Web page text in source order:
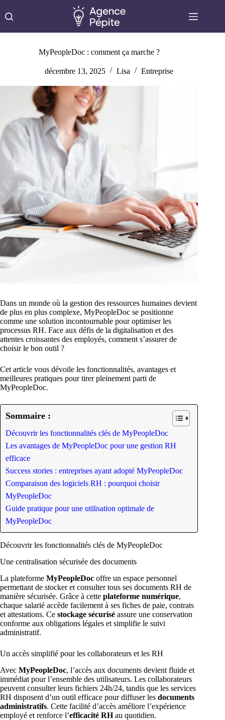
au
contenu
MyPeopleDoc : comment ça marche ?
décembre 13, 2025 Lisa Entreprise
Dans un monde où la gestion des ressources humaines devient
de plus en plus complexe, MyPeopleDoc se positionne
comme une solution incontournable pour optimiser les
processus RH. Face aux défis de la digitalisation et des
attentes croissantes des employés, comment s’assurer de
choisir le bon outil ?
Cet article vous dévoile les fonctionnalités, avantages et
meilleures pratiques pour tirer pleinement parti de
MyPeopleDoc.
Sommaire :
Découvrir les fonctionnalités clés de MyPeopleDoc
Les avantages de MyPeopleDoc pour une gestion RH
efficace
Success stories : entreprises ayant adopté MyPeopleDoc
Comparaison des logiciels RH : pourquoi choisir
MyPeopleDoc
Guide pratique pour une utilisation optimale de
MyPeopleDoc
Découvrir les fonctionnalités clés de MyPeopleDoc
Une centralisation sécurisée des documents
La plateforme MyPeopleDoc offre un espace personnel
permettant de stocker et consulter tous ses documents RH de
manière sécurisée. Grâce à cette plateforme numérique,
chaque salarié accède facilement à ses fiches de paie, contrats
et attestations. Ce stockage sécurisé assure une conservation
conforme aux obligations légales et simplifie le suivi
administratif.
Un accès simplifié pour les collaborateurs et les RH
Avec MyPeopleDoc, l’accès aux documents devient fluide et
immédiat pour l’ensemble des utilisateurs. Les collaborateurs
peuvent consulter leurs fichiers 24h/24, tandis que les services
RH disposent d’un outil efficace pour diffuser les documents
administratifs. Cette facilité d’accès améliore l’expérience
employé et renforce l’efficacité RHau quotidien.